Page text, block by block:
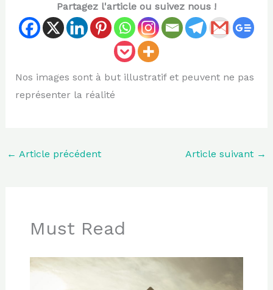
Partagez l'article ou suivez nous !
Nos images sont à but illustratif et peuvent ne pas
représenter la réalité
← Article précédent Article suivant →
Must Read